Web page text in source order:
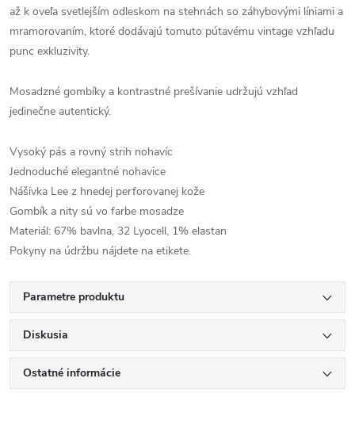
až k oveľa svetlejším odleskom na stehnách so záhybovými líniami a
mramorovaním, ktoré dodávajú tomuto pútavému vintage vzhľadu
punc exkluzivity.
Mosadzné gombíky a kontrastné prešívanie udržujú vzhľad
jedinečne autentický.
Vysoký pás a rovný strih nohavíc
Jednoduché elegantné nohavice
Nášivka Lee z hnedej perforovanej kože
Gombík a nity sú vo farbe mosadze
Materiál: 67% bavlna, 32 Lyocell, 1% elastan
Pokyny na údržbu nájdete na etikete.
Parametre produktu
Diskusia
Ostatné informácie